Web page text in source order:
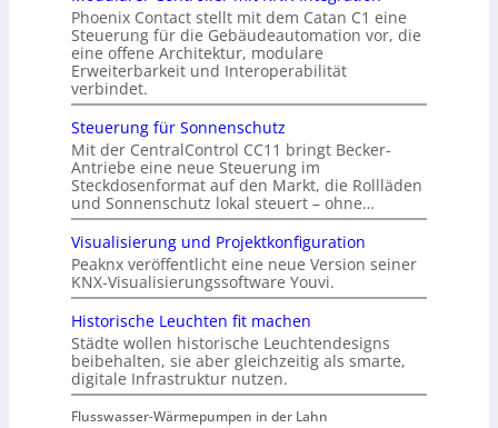
Phoenix Contact stellt mit dem Catan C1 eine
Steuerung für die Gebäudeautomation vor, die
eine offene Architektur, modulare
Erweiterbarkeit und Interoperabilität
verbindet.
Steuerung für Sonnenschutz
Mit der CentralControl CC11 bringt Becker-
Antriebe eine neue Steuerung im
Steckdosenformat auf den Markt, die Rollläden
und Sonnenschutz lokal steuert – ohne…
Visualisierung und Projektkonfiguration
Peaknx veröffentlicht eine neue Version seiner
KNX-Visualisierungssoftware Youvi.
Historische Leuchten fit machen
Städte wollen historische Leuchtendesigns
beibehalten, sie aber gleichzeitig als smarte,
digitale Infrastruktur nutzen.
Flusswasser-Wärmepumpen in der Lahn